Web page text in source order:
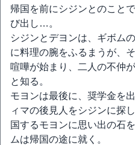
帰国を前にシジンとのこと
び出し…。
シジンとデヨンは、ギボム
に料理の腕をふるまうが、
喧嘩が始まり、二人の不仲
と知る。
モヨンは最後に、奨学金を
ィマの後見人をシジンに探
国するモヨンに思い出の石
ムは帰国の途に就く。